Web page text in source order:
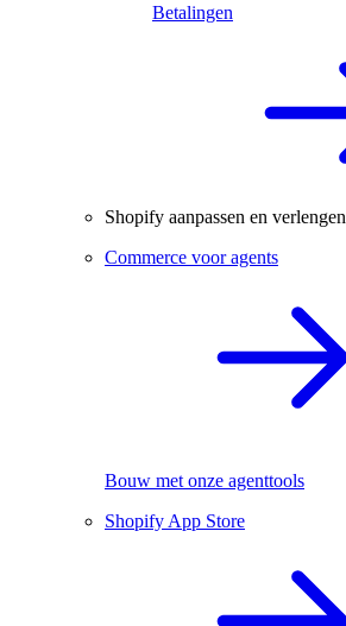
Betalingen
Shopify aanpassen en verlengen
Commerce voor agents
Bouw met onze agenttools
Shopify App Store